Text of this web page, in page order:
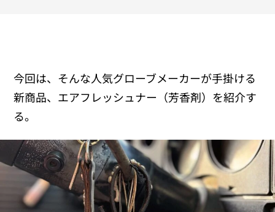
今回は、そんな人気グローブメーカーが手掛ける
新商品、エアフレッシュナー（芳香剤）を紹介す
る。